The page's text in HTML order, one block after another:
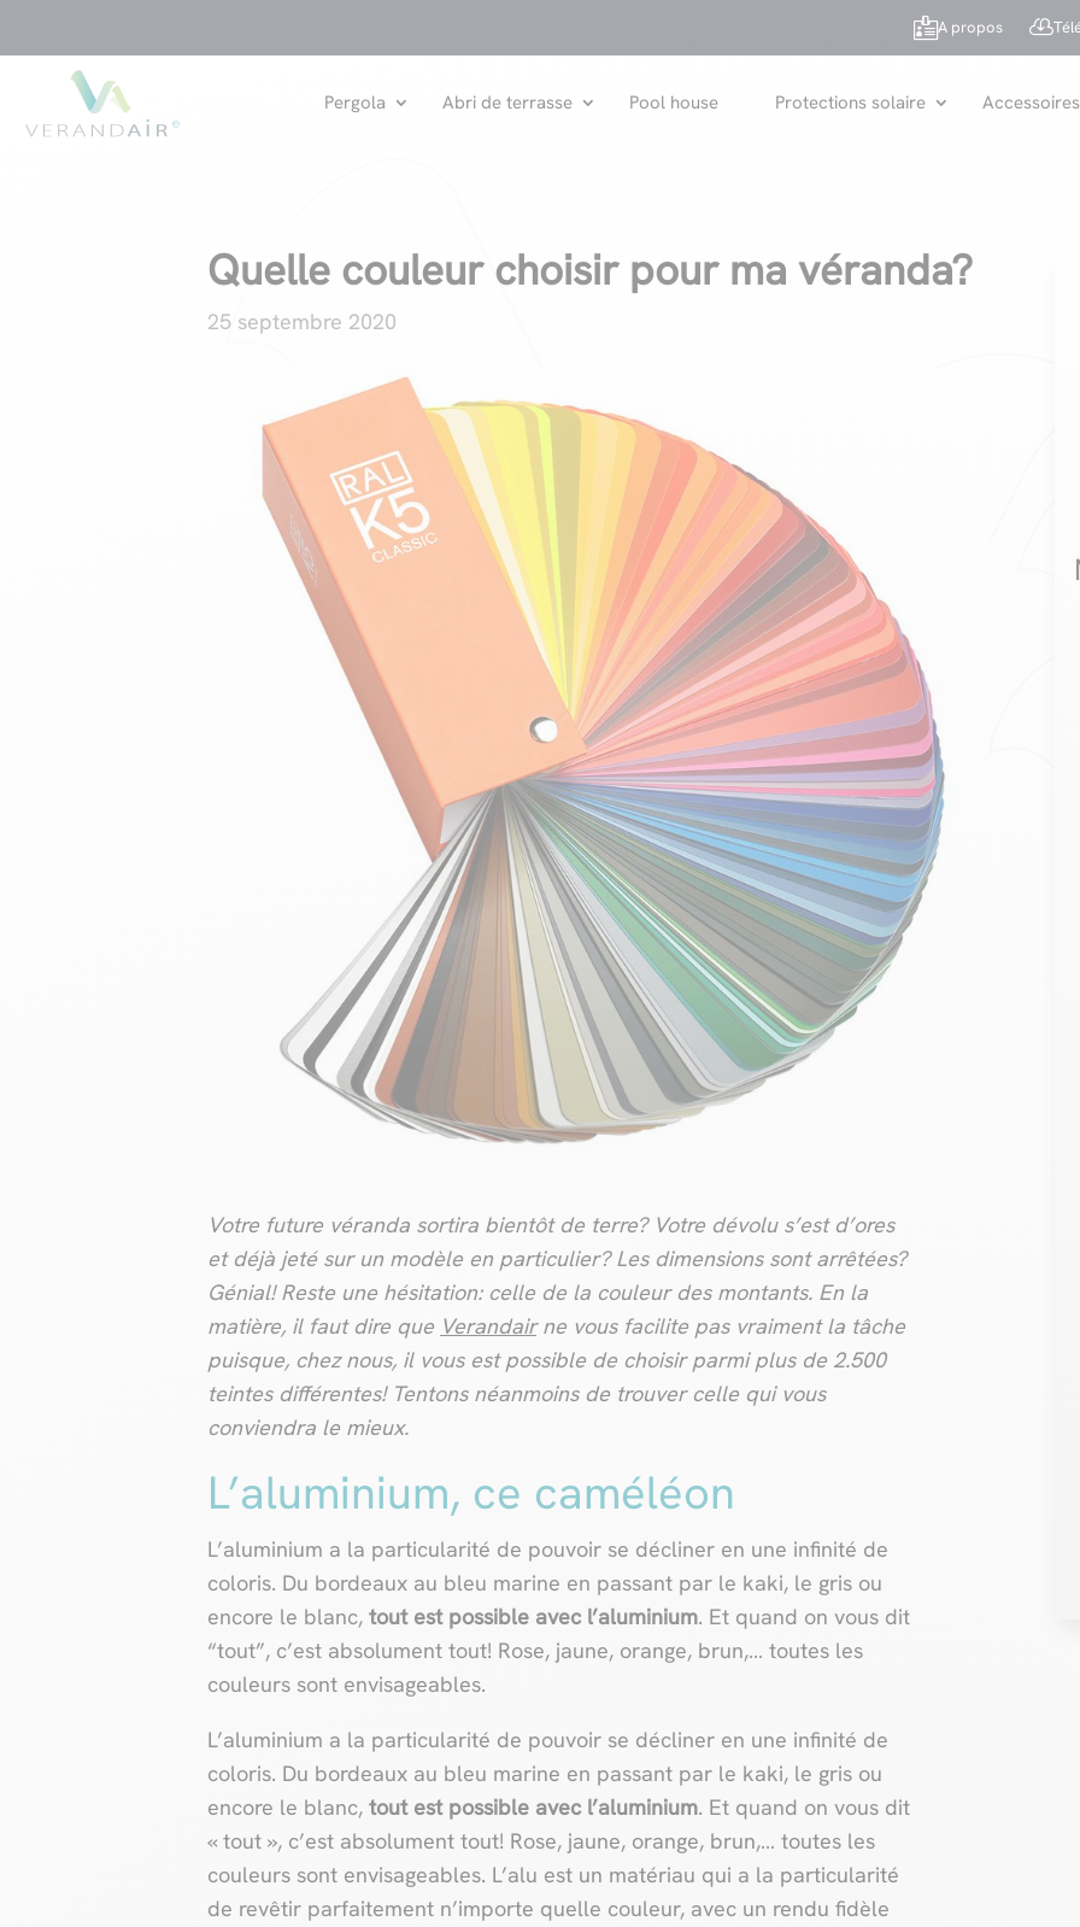
A propos 
Pergola Abri de terrasse Pool house Protections solaire Accessoires
Quelle couleur choisir pour ma véranda?
25 septembre 2020
Votre future véranda sortira bientôt de terre? Votre dévolu s’est d’ores
et déjà jeté sur un modèle en particulier? Les dimensions sont arrêtées?
Génial! Reste une hésitation: celle de la couleur des montants. En la
matière, il faut dire que Verandairne vous facilite pas vraiment la tâche
puisque, chez nous, il vous est possible de choisir parmi plus de 2.500
teintes différentes! Tentons néanmoins de trouver celle qui vous
conviendra le mieux.
L’aluminium, ce caméléon
L’aluminium a la particularité de pouvoir se décliner en une infinité de
coloris. Du bordeaux au bleu marine en passant par le kaki, le gris ou
encore le blanc, tout est possible avec l’aluminium. Et quand on vous dit
“tout”, c’est absolument tout! Rose, jaune, orange, brun,… toutes les
couleurs sont envisageables.
L’aluminium a la particularité de pouvoir se décliner en une infinité de
coloris. Du bordeaux au bleu marine en passant par le kaki, le gris ou
encore le blanc, tout est possible avec l’aluminium. Et quand on vous dit
« tout », c’est absolument tout! Rose, jaune, orange, brun,… toutes les
couleurs sont envisageables. L’alu est un matériau qui a la particularité
de revêtir parfaitement n’importe quelle couleur, avec un rendu fidèle